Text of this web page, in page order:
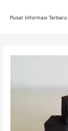
Pusat Informasi